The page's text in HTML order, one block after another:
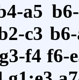
a5
c3
f4 f6-